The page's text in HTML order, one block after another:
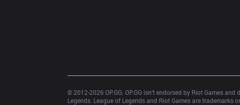
© 2012-2026 OP.GG. OP.GG isn’t endorsed by Riot Games
Legends. League of Legends and Riot Games are trademarks